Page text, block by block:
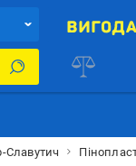
Славутич